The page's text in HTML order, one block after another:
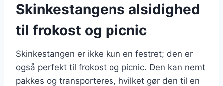
Skinkestangens alsidighed
til frokost og picnic
Skinkestangen er ikke kun en festret; den er
også perfekt til frokost og picnic. Den kan nemt
pakkes og transporteres, hvilket gør den til en